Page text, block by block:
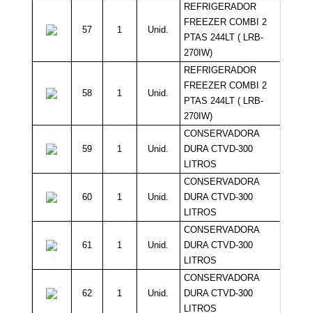
57 1 Unid.
REFRIGERADOR
FREEZER COMBI 2
PTAS 244LT ( LRB-
270IW)
58 1 Unid.
REFRIGERADOR
FREEZER COMBI 2
PTAS 244LT ( LRB-
270IW)
59 1 Unid.
CONSERVADORA
DURA CTVD-300
LITROS
60 1 Unid.
CONSERVADORA
DURA CTVD-300
LITROS
61 1 Unid.
CONSERVADORA
DURA CTVD-300
LITROS
62 1 Unid.
CONSERVADORA
DURA CTVD-300
LITROS